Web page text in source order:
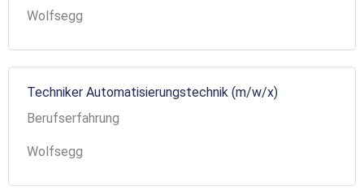
Wolfsegg
Techniker Automatisierungstechnik (m/w/x)
Berufserfahrung
Wolfsegg